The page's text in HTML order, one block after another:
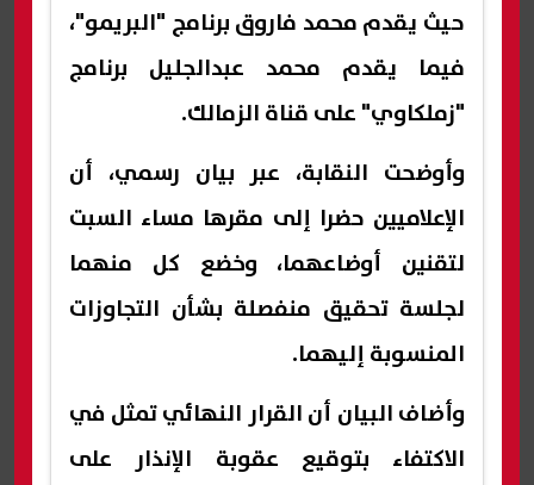
حيث يقدم محمد فاروق برنامج "البريمو"،
فيما يقدم محمد عبدالجليل برنامج
"زملكاوي" على قناة الزمالك.
وأوضحت النقابة، عبر بيان رسمي، أن
الإعلاميين حضرا إلى مقرها مساء السبت
لتقنين أوضاعهما، وخضع كل منهما
لجلسة تحقيق منفصلة بشأن التجاوزات
المنسوبة إليهما.
وأضاف البيان أن القرار النهائي تمثل في
الاكتفاء بتوقيع عقوبة الإنذار على